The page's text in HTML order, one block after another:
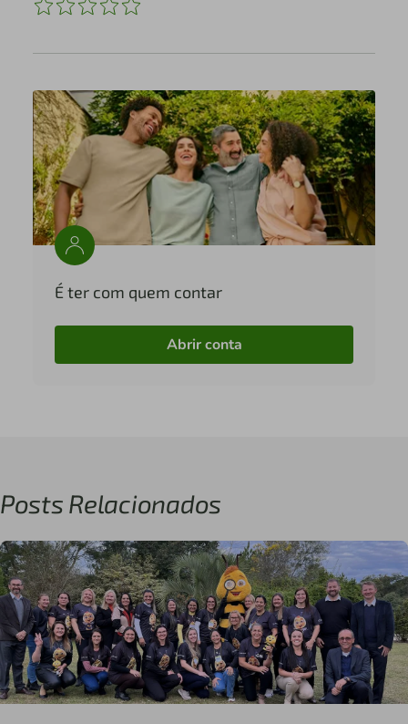
É ter com quem contar
Abrir conta
Posts Relacionados